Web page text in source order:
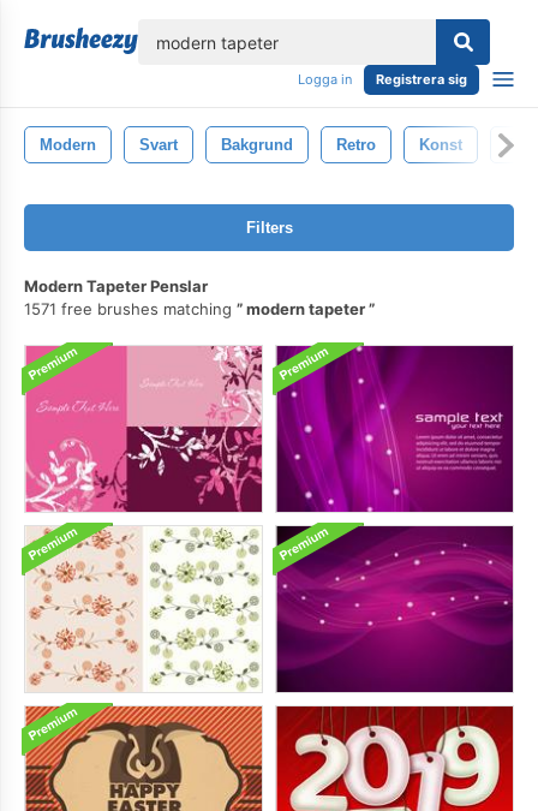
Logga in Registrera sig
Modern Svart Bakgrund Retro Konst
Filters
Modern Tapeter Penslar
1571 free brushes matching
modern tapeter